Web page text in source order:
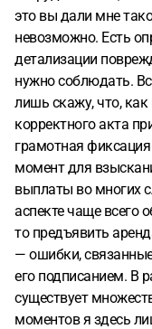
это вы дали мне
невозможно. Есть
детализации
нужно соблюдать.
лишь скажу, что, как
корректного акта
грамотная
момент для
выплаты во многих
аспекте чаще всего
то предъявить
— ошибки,
его подписанием. В
существует
моментов я здесь